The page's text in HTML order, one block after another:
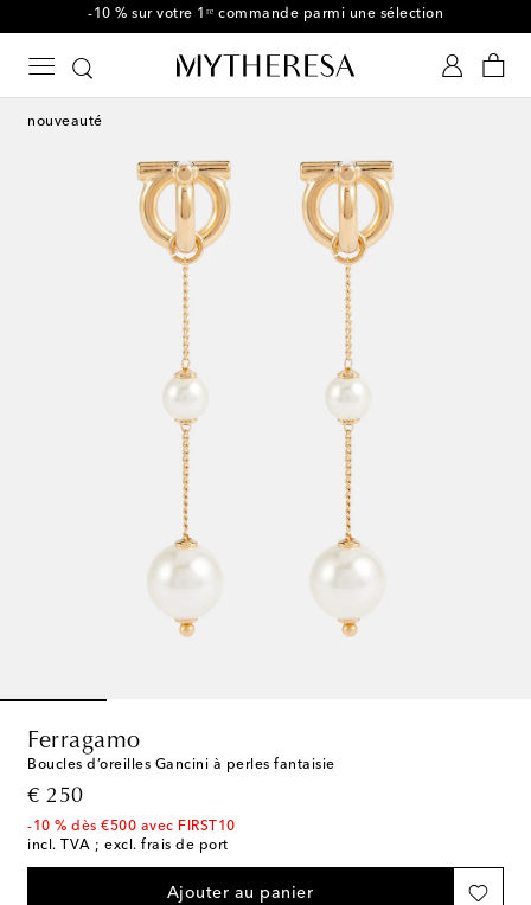
-10 % sur votre 1ʳᵉ commande parmi une sélection
nouveauté
Ferragamo
Boucles d’oreilles Gancini à perles fantaisie
€ 250
original price
-10 % dès €500 avec FIRST10
incl. TVA ; excl. frais de port
Ajouter au panier